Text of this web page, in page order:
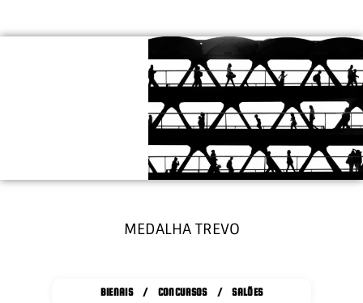
MEDALHA TREVO
BIENAIS / CONCURSOS / SALÕES